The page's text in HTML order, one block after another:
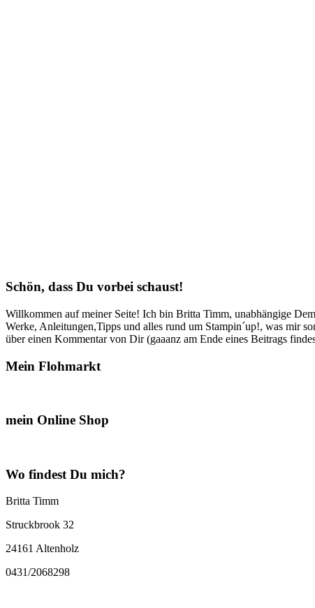
Schön, dass Du vorbei schaust!
Willkommen auf meiner Seite! Ich bin Britta Timm, unabhängige
Werke, Anleitungen,Tipps und alles rund um Stampin´up!, was mir
über einen Kommentar von Dir (gaaanz am Ende eines Beitrags
Mein Flohmarkt
mein Online Shop
Wo findest Du mich?
Britta Timm
Struckbrook 32
24161 Altenholz
0431/2068298